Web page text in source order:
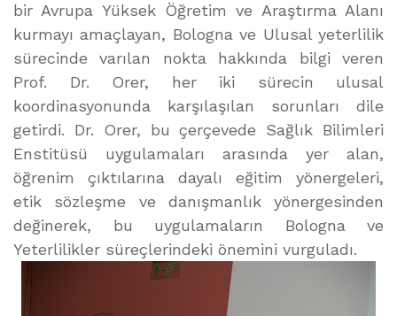
bir Avrupa Yüksek Öğretim ve Araştırma Alanı
kurmayı amaçlayan, Bologna ve Ulusal yeterlilik
sürecinde varılan nokta hakkında bilgi veren
Prof. Dr. Orer, her iki sürecin ulusal
koordinasyonunda karşılaşılan sorunları dile
getirdi. Dr. Orer, bu çerçevede Sağlık Bilimleri
Enstitüsü uygulamaları arasında yer alan,
öğrenim çıktılarına dayalı eğitim yönergeleri,
etik sözleşme ve danışmanlık yönergesinden
değinerek, bu uygulamaların Bologna ve
Yeterlilikler süreçlerindeki önemini vurguladı.